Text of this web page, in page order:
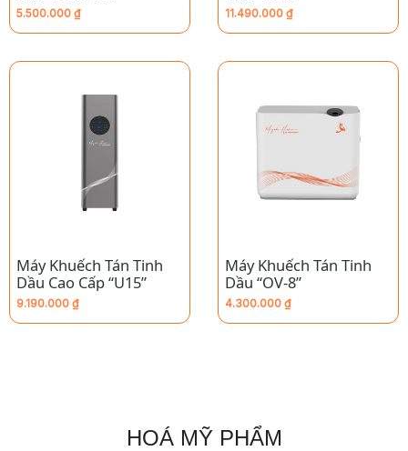
5.500.000 ₫ 11.490.000 ₫
Máy Khuếch Tán Tinh
Dầu Cao Cấp “U15”
9.190.000 ₫
Máy Khuếch Tán Tinh
Dầu “OV-8”
4.300.000 ₫
HOÁ MỸ PHẨM